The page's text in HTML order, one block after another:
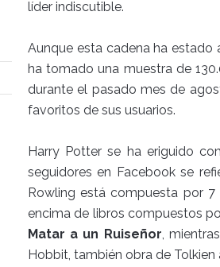
líder indiscutible.
Aunque esta cadena ha estado
ha tomado una muestra de
durante el pasado mes de
favoritos de sus usuarios.
Harry Potter se ha eriguido
seguidores en Facebook se
Rowling está compuesta por
encima de libros compuestos
Matar a un Ruiseñor,
Hobbit, también obra de